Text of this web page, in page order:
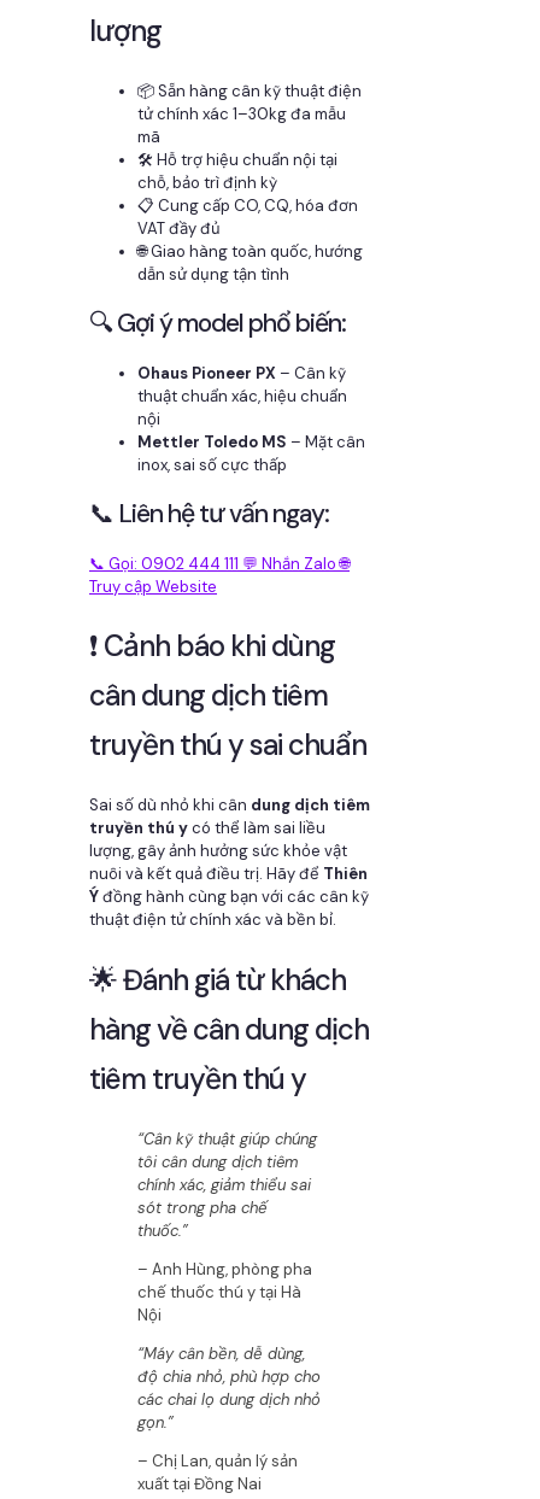
lượng
📦 Sẵn hàng cân kỹ thuật điện
tử chính xác 1–30kg đa mẫu
mã
🛠️ Hỗ trợ hiệu chuẩn nội tại
chỗ, bảo trì định kỳ
📋 Cung cấp CO, CQ, hóa đơn
VAT đầy đủ
🌐 Giao hàng toàn quốc, hướng
dẫn sử dụng tận tình
🔍 Gợi ý model phổ biến:
Ohaus Pioneer PX – Cân kỹ
thuật chuẩn xác, hiệu chuẩn
nội
Mettler Toledo MS – Mặt cân
inox, sai số cực thấp
📞 Liên hệ tư vấn ngay:
📞 Gọi: 0902 444 111 💬 Nhắn Zalo🌐
Truy cập Website
❗ Cảnh báo khi dùng
cân dung dịch tiêm
truyền thú y sai chuẩn
Sai số dù nhỏ khi cân dung dịch tiêm
truyền thú ycó thể làm sai liều
lượng, gây ảnh hưởng sức khỏe vật
nuôi và kết quả điều trị. Hãy để Thiên
Ýđồng hành cùng bạn với các cân kỹ
thuật điện tử chính xác và bền bỉ.
🌟 Đánh giá từ khách
hàng về cân dung dịch
tiêm truyền thú y
“Cân kỹ thuật giúp chúng
tôi cân dung dịch tiêm
chính xác, giảm thiểu sai
sót trong pha chế
thuốc.”
– Anh Hùng, phòng pha
chế thuốc thú y tại Hà
Nội
“Máy cân bền, dễ dùng,
độ chia nhỏ, phù hợp cho
các chai lọ dung dịch nhỏ
gọn.”
– Chị Lan, quản lý sản
xuất tại Đồng Nai